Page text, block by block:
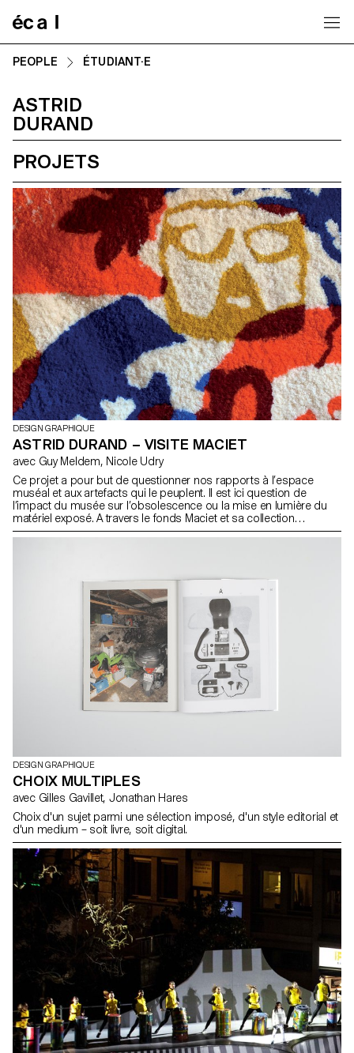
PEOPLE ÉTUDIANT·E
ASTRID
DURAND
PROJETS
DESIGN GRAPHIQUE
ASTRID DURAND – VISITE MACIET
avec Guy Meldem, Nicole Udry
Ce projet a pour but de questionner nos rapports à l’espace
muséal et aux artefacts qui le peuplent. Il est ici question de
l’impact du musée sur l’obsolescence ou la mise en lumière du
matériel exposé. A travers le fonds Maciet et sa collection
d’images, je recrée une exposition hybride et fluide. Le tapis qui
hiérarchies classiques.
DESIGN GRAPHIQUE
CHOIX MULTIPLES
avec Gilles Gavillet, Jonathan Hares
Choix d'un sujet parmi une sélection imposé, d'un style editorial et
d'un medium – soit livre, soit digital.